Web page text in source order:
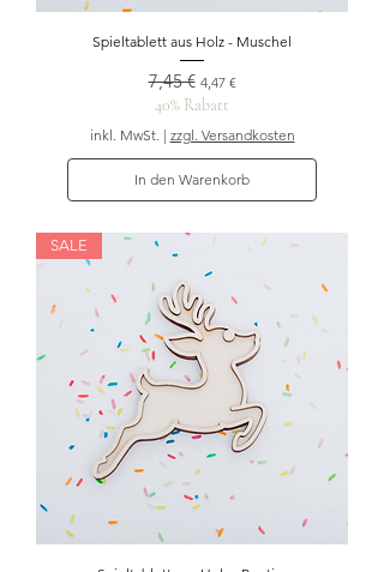
Spieltablett aus Holz - Muschel
Standardpreis
7,45 € Sale-Preis
4,47 €
40% Rabatt
inkl. MwSt. | zzgl. Versandkosten
In den Warenkorb
SALE